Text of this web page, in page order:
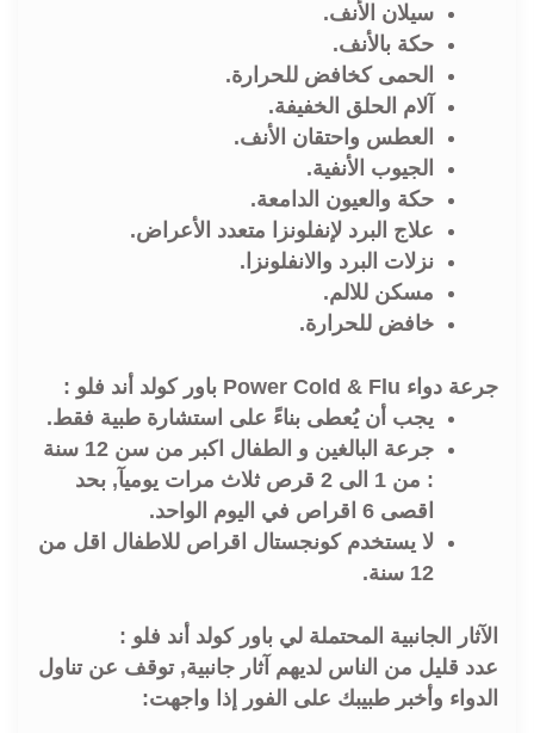
سيلان الأنف.
حكة بالأنف.
الحمى كخافض للحرارة.
آلام الحلق الخفيفة.
العطس واحتقان الأنف.
الجيوب الأنفية.
حكة والعيون الدامعة.
علاج البرد لإنفلونزا متعدد الأعراض.
نزلات البرد والانفلونزا.
مسكن للالم.
خافض للحرارة.
جرعة دواء Power Cold & Flu باور كولد أند فلو :
يجب أن يُعطى بناءً على استشارة طبية فقط.
جرعة البالغين و الطفال اكبر من سن 12 سنة
: من 1 الى 2 قرص ثلاث مرات يوميآ, بحد
اقصى 6 اقراص في اليوم الواحد.
لا يستخدم كونجستال اقراص للاطفال اقل من
12 سنة.
الآثار الجانبية المحتملة لي باور كولد أند فلو :
عدد قليل من الناس لديهم آثار جانبية, توقف عن تناول
الدواء وأخبر طبيبك على الفور إذا واجهت: